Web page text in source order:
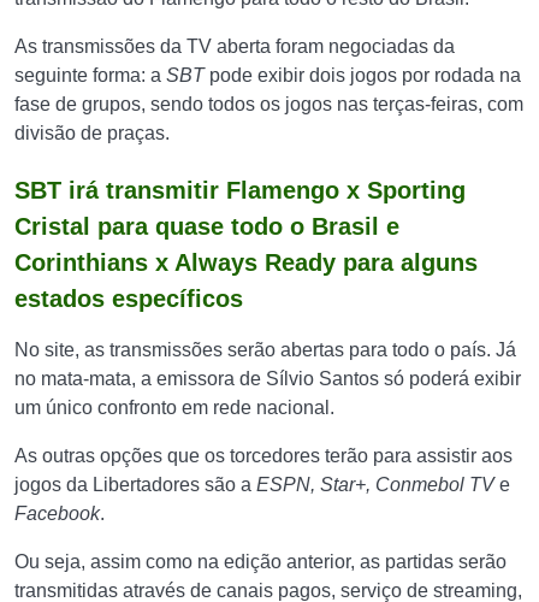
As transmissões da TV aberta foram negociadas da
seguinte forma: a SBTpode exibir dois jogos por rodada na
fase de grupos, sendo todos os jogos nas terças-feiras, com
divisão de praças.
SBT irá transmitir Flamengo x Sporting
Cristal para quase todo o Brasil e
Corinthians x Always Ready para alguns
estados específicos
No site, as transmissões serão abertas para todo o país. Já
no mata-mata, a emissora de Sílvio Santos só poderá exibir
um único confronto em rede nacional.
As outras opções que os torcedores terão para assistir aos
jogos da Libertadores são a ESPN, Star+, Conmebol TVe
Facebook.
Ou seja, assim como na edição anterior, as partidas serão
transmitidas através de canais pagos, serviço de streaming,